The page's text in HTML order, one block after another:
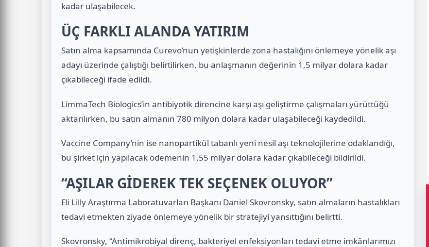
kadar ulaşabilecek.
ÜÇ FARKLI ALANDA YATIRIM
Satın alma kapsamında Curevo’nun yetişkinlerde zona hastalığını önlemeye yönelik aşı
adayı üzerinde çalıştığı belirtilirken, bu anlaşmanın değerinin 1,5 milyar dolara kadar
çıkabileceği ifade edildi.
LimmaTech Biologics’in antibiyotik direncine karşı aşı geliştirme çalışmaları yürüttüğü
aktarılırken, bu satın almanın 780 milyon dolara kadar ulaşabileceği kaydedildi.
Vaccine Company’nin ise nanopartikül tabanlı yeni nesil aşı teknolojilerine odaklandığı,
bu şirket için yapılacak ödemenin 1,55 milyar dolara kadar çıkabileceği bildirildi.
“AŞILAR GİDEREK TEK SEÇENEK OLUYOR”
Eli Lilly Araştırma Laboratuvarları Başkanı Daniel Skovronsky, satın almaların hastalıkları
tedavi etmekten ziyade önlemeye yönelik bir stratejiyi yansıttığını belirtti.
Skovronsky, “Antimikrobiyal direnç, bakteriyel enfeksiyonları tedavi etme imkânlarımızı